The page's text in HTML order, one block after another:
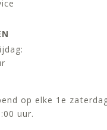
op elke 1e
uur.